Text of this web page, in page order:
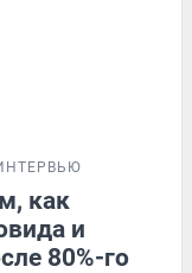
как
и
80%-го